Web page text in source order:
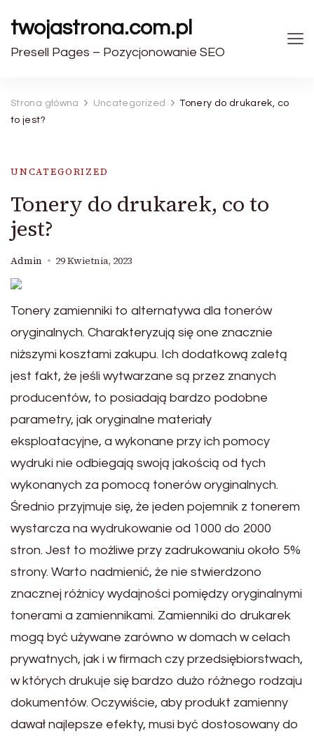
twojastrona.com.pl
Presell Pages – Pozycjonowanie SEO
Strona główna Uncategorized
Tonery do drukarek, co
to jest?
UNCATEGORIZED
Tonery do drukarek, co to
jest?
Admin 29 Kwietnia, 2023
Tonery zamienniki to alternatywa dla tonerów
oryginalnych. Charakteryzują się one znacznie
niższymi kosztami zakupu. Ich dodatkową zaletą
jest fakt, że jeśli wytwarzane są przez znanych
producentów, to posiadają bardzo podobne
parametry, jak oryginalne materiały
eksploatacyjne, a wykonane przy ich pomocy
wydruki nie odbiegają swoją jakością od tych
wykonanych za pomocą tonerów oryginalnych.
Średnio przyjmuje się, że jeden pojemnik z tonerem
wystarcza na wydrukowanie od 1000 do 2000
stron. Jest to możliwe przy zadrukowaniu około 5%
strony. Warto nadmienić, że nie stwierdzono
znacznej różnicy wydajności pomiędzy oryginalnymi
tonerami a zamiennikami. Zamienniki do drukarek
mogą być używane zarówno w domach w celach
prywatnych, jak i w firmach czy przedsiębiorstwach,
w których drukuje się bardzo dużo różnego rodzaju
dokumentów. Oczywiście, aby produkt zamienny
dawał najlepsze efekty, musi być dostosowany do